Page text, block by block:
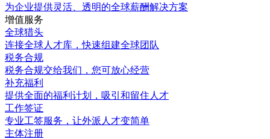
为企业提供灵活、透明的全球薪酬解决方案
增值服务
全球猎头
连接全球人才库，快速组建全球团队
税务合规
税务合规交给我们，您可放心经营
补充福利
提供全面的福利计划，吸引和留住人才
工作签证
专业工签服务，让外派人才变简单
主体注册